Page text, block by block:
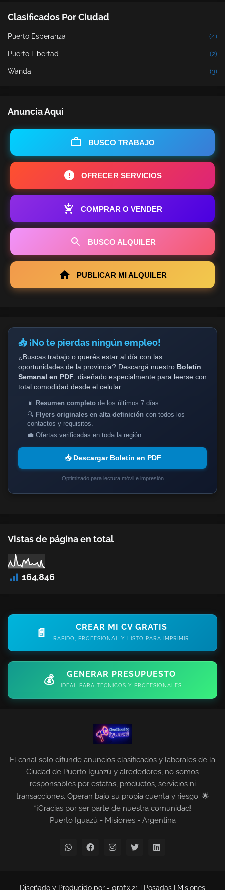
Clasificados Por Ciudad
Puerto Esperanza (4)
Puerto Libertad (2)
Wanda (3)
Anuncia Aqui
BUSCO TRABAJO
OFRECER SERVICIOS
COMPRAR O VENDER
BUSCO ALQUILER
PUBLICAR MI ALQUILER
📥 ¡No te pierdas ningún empleo!
¿Buscas trabajo o querés estar al día con las
oportunidades de la provincia? Descargá nuestro Boletín
Semanal en PDF, diseñado especialmente para leerse con
total comodidad desde el celular.
📊 Resumen completo de los últimos 7 días.
🔍 Flyers originales en alta definición con todos los
contactos y requisitos.
💼 Ofertas verificadas en toda la región.
📥 Descargar Boletín en PDF
Optimizado para lectura móvil e impresión
Vistas de página en total
164,846
📄 CREAR MI CV GRATIS
RÁPIDO, PROFESIONAL Y LISTO PARA IMPRIMIR
💰 GENERAR PRESUPUESTO
IDEAL PARA TÉCNICOS Y PROFESIONALES
El canal solo difunde anuncios clasificados y laborales de la
Ciudad de Puerto Iguazù y alrededores, no somos
responsables por estafas, productos, servicios ni
transacciones. Operan bajo su propia cuenta y riesgo. 🌟
*¡Gracias por ser parte de nuestra comunidad!
Puerto Iguazù - Misiones - Argentina
Diseñado y Producido por - grafix.21 | Posadas | Misiones